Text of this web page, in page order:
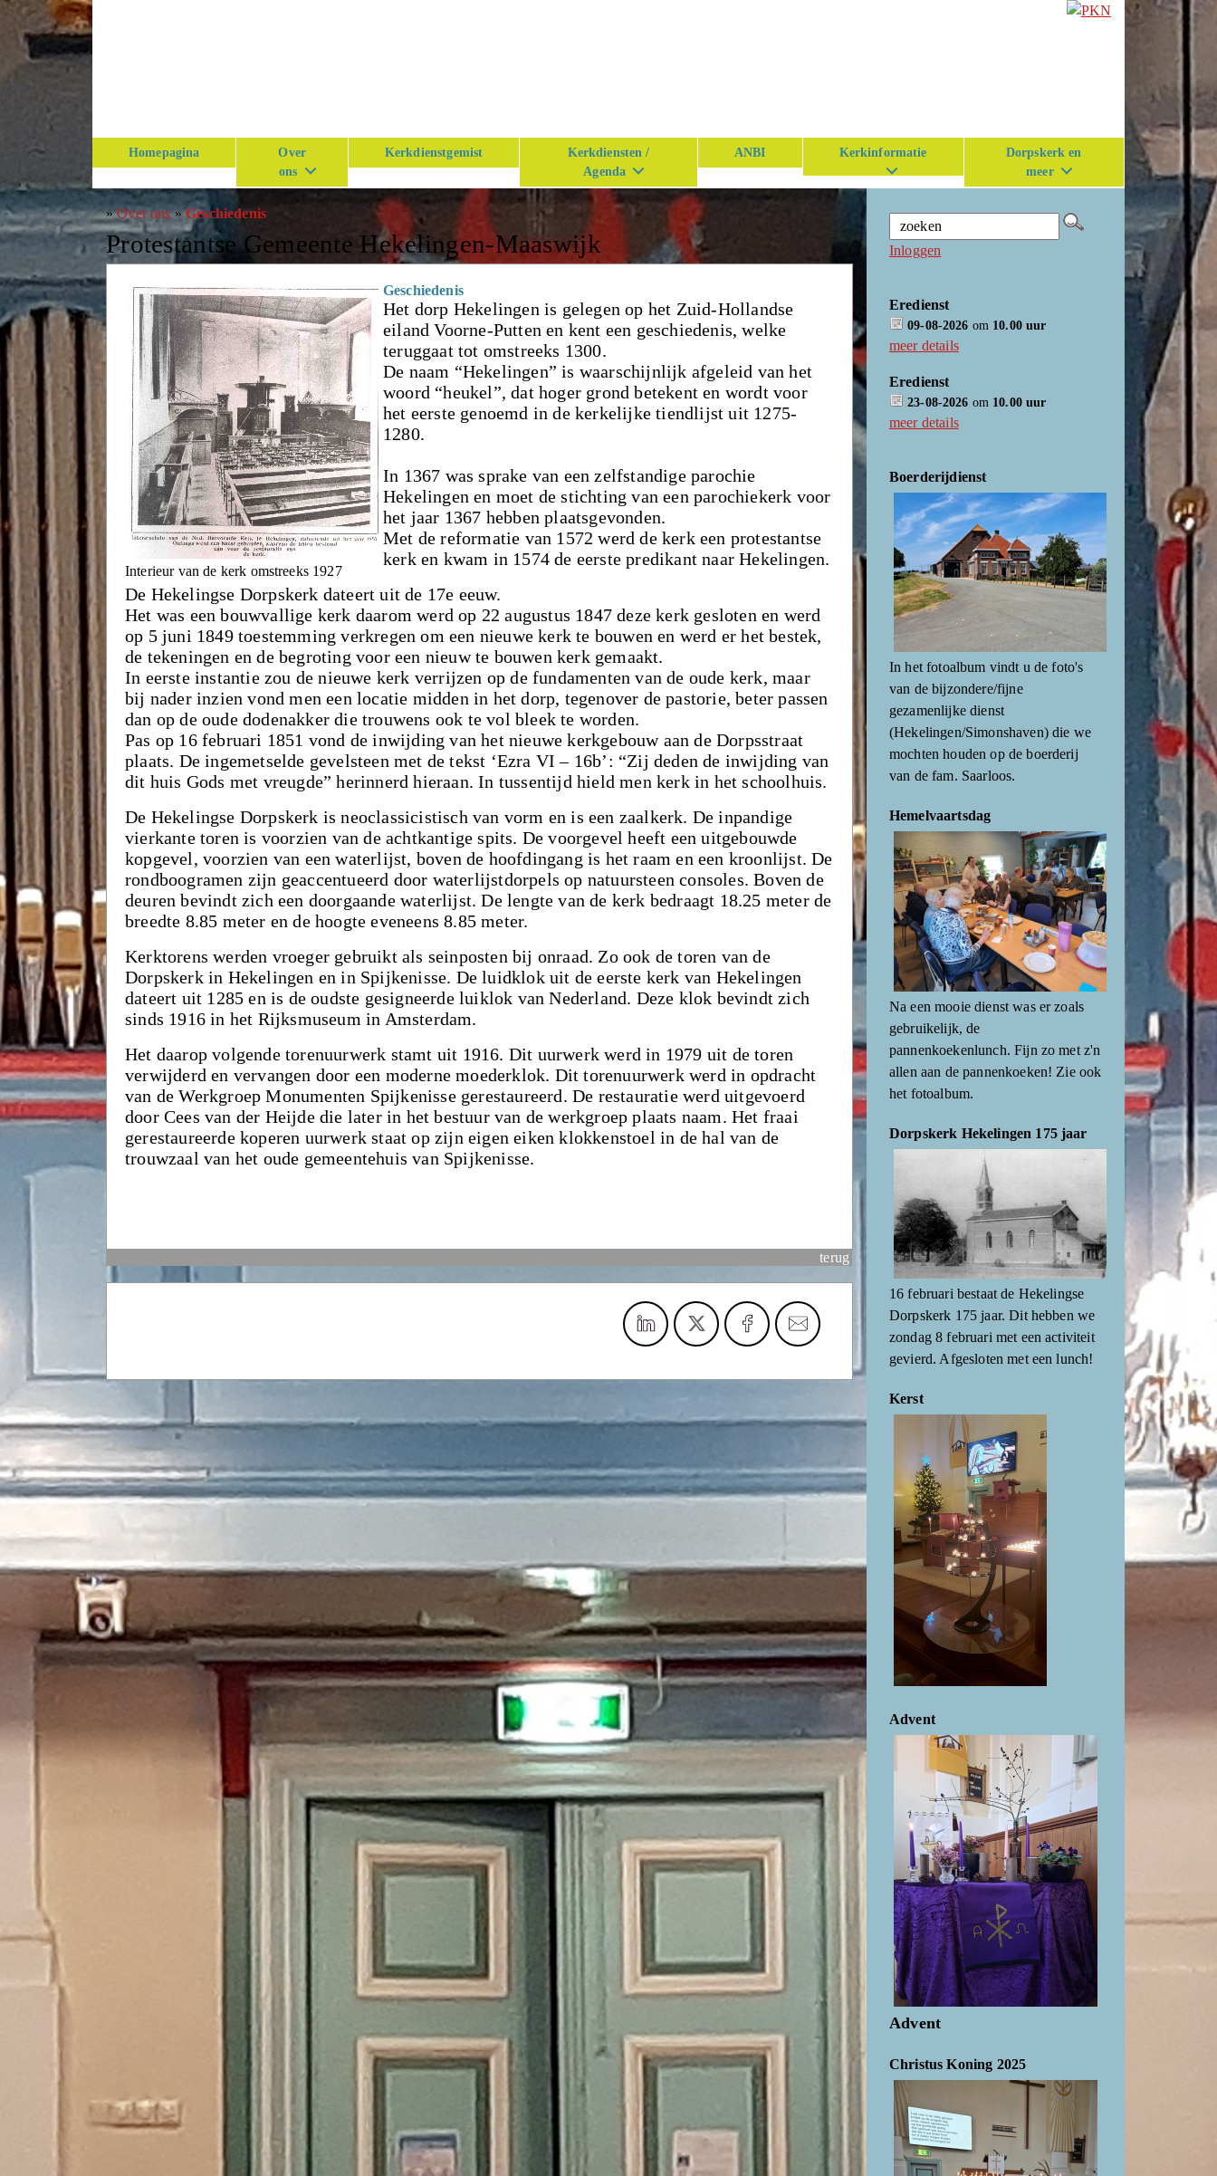
Homepagina
Over
ons
Kerkdienstgemist
Kerkdiensten /
Agenda
ANBI Kerkinformatie
Dorpskerk en
meer
»Over ons»Geschiedenis
Protestantse Gemeente Hekelingen-Maaswijk
Geschiedenis
Interieur van de kerk omstreeks 1927
Het dorp Hekelingen is gelegen op het Zuid-Hollandse
eiland Voorne-Putten en kent een geschiedenis, welke
teruggaat tot omstreeks 1300.
De naam “Hekelingen” is waarschijnlijk afgeleid van het
woord “heukel”, dat hoger grond betekent en wordt voor
het eerste genoemd in de kerkelijke tiendlijst uit 1275-
1280.
In 1367 was sprake van een zelfstandige parochie
Hekelingen en moet de stichting van een parochiekerk voor
het jaar 1367 hebben plaatsgevonden.
Met de reformatie van 1572 werd de kerk een protestantse
kerk en kwam in 1574 de eerste predikant naar Hekelingen.
De Hekelingse Dorpskerk dateert uit de 17e eeuw.
Het was een bouwvallige kerk daarom werd op 22 augustus 1847 deze kerk gesloten en werd
op 5 juni 1849 toestemming verkregen om een nieuwe kerk te bouwen en werd er het bestek,
de tekeningen en de begroting voor een nieuw te bouwen kerk gemaakt.
In eerste instantie zou de nieuwe kerk verrijzen op de fundamenten van de oude kerk, maar
bij nader inzien vond men een locatie midden in het dorp, tegenover de pastorie, beter passen
dan op de oude dodenakker die trouwens ook te vol bleek te worden.
Pas op 16 februari 1851 vond de inwijding van het nieuwe kerkgebouw aan de Dorpsstraat
plaats. De ingemetselde gevelsteen met de tekst ‘Ezra VI – 16b’: “Zij deden de inwijding van
dit huis Gods met vreugde” herinnerd hieraan. In tussentijd hield men kerk in het schoolhuis.
De Hekelingse Dorpskerk is neoclassicistisch van vorm en is een zaalkerk. De inpandige
vierkante toren is voorzien van de achtkantige spits. De voorgevel heeft een uitgebouwde
kopgevel, voorzien van een waterlijst, boven de hoofdingang is het raam en een kroonlijst. De
rondboogramen zijn geaccentueerd door waterlijstdorpels op natuursteen consoles. Boven de
deuren bevindt zich een doorgaande waterlijst. De lengte van de kerk bedraagt 18.25 meter de
breedte 8.85 meter en de hoogte eveneens 8.85 meter.
Kerktorens werden vroeger gebruikt als seinposten bij onraad. Zo ook de toren van de
Dorpskerk in Hekelingen en in Spijkenisse. De luidklok uit de eerste kerk van Hekelingen
dateert uit 1285 en is de oudste gesigneerde luiklok van Nederland. Deze klok bevindt zich
sinds 1916 in het Rijksmuseum in Amsterdam.
Het daarop volgende torenuurwerk stamt uit 1916. Dit uurwerk werd in 1979 uit de toren
verwijderd en vervangen door een moderne moederklok. Dit torenuurwerk werd in opdracht
van de Werkgroep Monumenten Spijkenisse gerestaureerd. De restauratie werd uitgevoerd
door Cees van der Heijde die later in het bestuur van de werkgroep plaats naam. Het fraai
gerestaureerde koperen uurwerk staat op zijn eigen eiken klokkenstoel in de hal van de
trouwzaal van het oude gemeentehuis van Spijkenisse.
terug
Inloggen
Eredienst
09-08-2026 om 10.00 uur
meer details
Eredienst
23-08-2026 om 10.00 uur
meer details
Boerderijdienst
In het fotoalbum vindt u de foto's
van de bijzondere/fijne
gezamenlijke dienst
(Hekelingen/Simonshaven) die we
mochten houden op de boerderij
van de fam. Saarloos.
Hemelvaartsdag
Na een mooie dienst was er zoals
gebruikelijk, de
pannenkoekenlunch. Fijn zo met z'n
allen aan de pannenkoeken! Zie ook
het fotoalbum.
Dorpskerk Hekelingen 175 jaar
16 februari bestaat de Hekelingse
Dorpskerk 175 jaar. Dit hebben we
zondag 8 februari met een activiteit
gevierd. Afgesloten met een lunch!
Kerst
Advent
Advent
Christus Koning 2025